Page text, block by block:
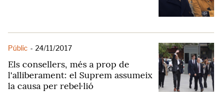
Públic - 24/11/2017
Els consellers, més a prop de
l'alliberament: el Suprem assumeix
la causa per rebel·lió